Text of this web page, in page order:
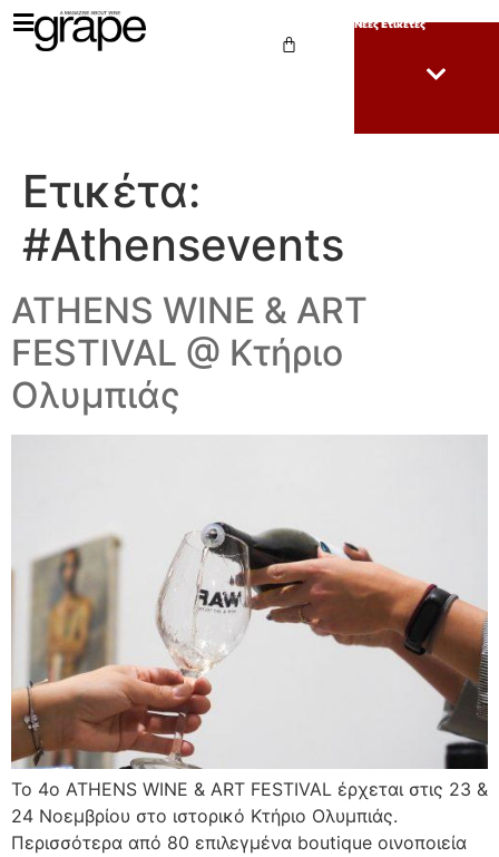
Νέες Ετικέτες
Ετικέτα:
#Athensevents
ATHENS WINE & ART
FESTIVAL @ Κτήριο
Ολυμπιάς
Το 4ο ATHENS WINE & ART FESTIVAL έρχεται στις 23 &
24 Νοεμβρίου στο ιστορικό Κτήριο Ολυμπιάς.
Περισσότερα από 80 επιλεγμένα boutique οινοποιεία